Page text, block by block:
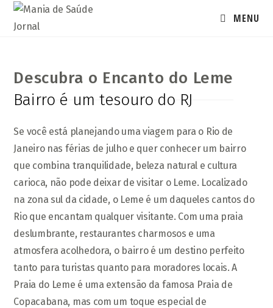
para
MENU
Descubra o Encanto do Leme
Bairro é um tesouro do RJ
Se você está planejando uma viagem para o Rio de
Janeiro nas férias de julho e quer conhecer um bairro
que combina tranquilidade, beleza natural e cultura
carioca, não pode deixar de visitar o Leme. Localizado
na zona sul da cidade, o Leme é um daqueles cantos do
Rio que encantam qualquer visitante. Com uma praia
deslumbrante, restaurantes charmosos e uma
atmosfera acolhedora, o bairro é um destino perfeito
tanto para turistas quanto para moradores locais. A
Praia do Leme é uma extensão da famosa Praia de
Copacabana, mas com um toque especial de